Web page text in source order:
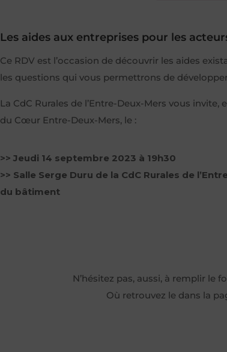
Les aides aux entreprises pour les
Ce RDV est l’occasion de découvrir les aides
les questions qui vous permettrons de
La CdC Rurales de l’Entre-Deux-Mers vous
du Cœur Entre-Deux-Mers, le :
>> Jeudi 14 septembre 2023 à 19h30
>> Salle Serge Duru de la CdC Rurales de
du bâtiment
N’hésitez pas, aussi, à remplir le
Où retrouvez le dans la